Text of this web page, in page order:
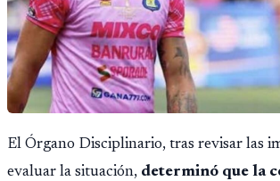
El Órgano Disciplinario, tras revisar las
evaluar la situación, determinó que la